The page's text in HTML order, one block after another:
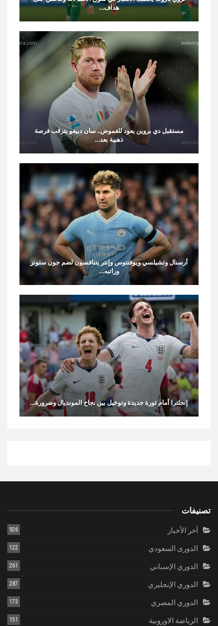
هداف…
مستقبل دي بروين يعود للغموض.. سان دييغو يترقب فرصة
ذهبية بعد…
أرسنال وتشيلسي ويوفنتوس وإنتر يتنافسون لضم جون ستونز
وراتبه…
إنجلترا أمام ثورة جديدة وتوخيل بين نجاح المونديال وضرورة…
تصنيفات
أخر الأخبار 926
الدورى السعودي 122
الدوري الإسباني 261
الدوري الإنجليزي 287
الدوري المصري 173
الرياضة الاوروبية 151